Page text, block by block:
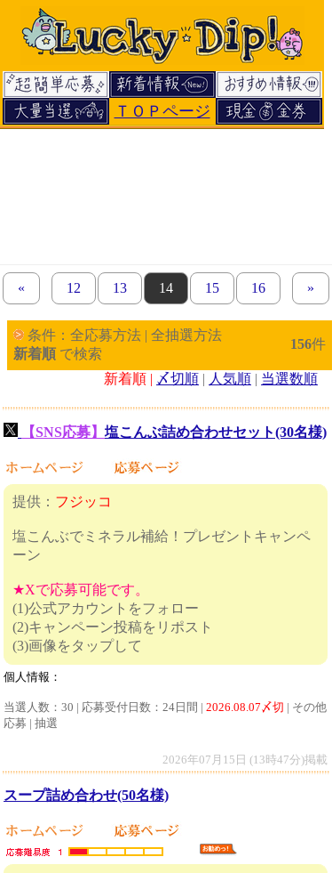
ＴＯＰページ
« previous set of pages
page
12 page
13 page
14 page
15 page
16 »
条件：全応募方法 | 全抽選方法
新着順 で検索
156件
新着順 | 〆切順 | 人気順 | 当選数順
【SNS応募】 塩こんぶ詰め合わせセット(30名様)
提供： フジッコ
塩こんぶでミネラル補給！プレゼントキャンペ
ーン
★Xで応募可能です。
(1)公式アカウントをフォロー
(2)キャンペーン投稿をリポスト
(3)画像をタップして
個人情報：
当選人数：30 | 応募受付日数：24日間 | 2026.08.07〆切 | その他
応募 | 抽選
2026年07月15日 (13時47分)掲載
スープ詰め合わせ(50名様)